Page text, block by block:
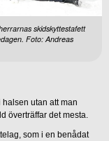
skidskyttestafett
Foto: Andreas
utan att man
överträffar det mesta.
som i en benådat